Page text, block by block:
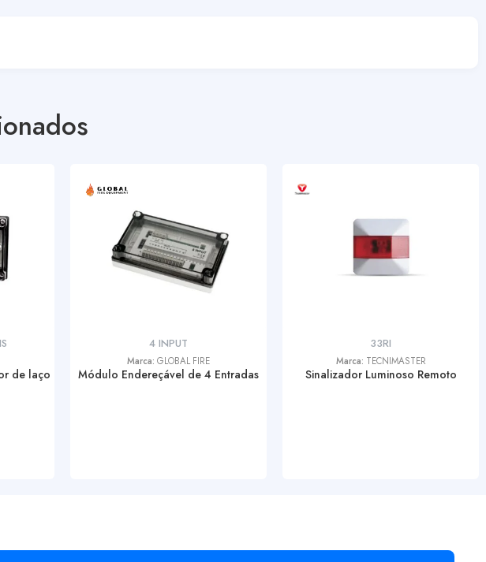
de laço
4 INPUT
Marca: GLOBAL FIRE
Módulo Endereçável de 4 Entradas
33RI
Marca: TECNIMASTER
Sinalizador Luminoso Remoto